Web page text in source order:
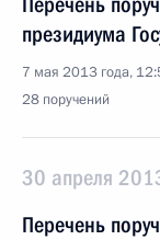
президиума
7 мая 2013 года,
28 поручений
30 апреля
Перечень